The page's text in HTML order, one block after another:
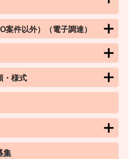
案件以外）（電子調達）
・様式
集